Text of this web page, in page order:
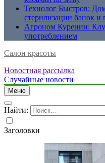
Технолог Быстров:
стерилизации банок и
Агроном Куренин:
употреблением
Салон красоты
Новостная рассылка
Случайные новости
Меню
Найти:
Заголовки